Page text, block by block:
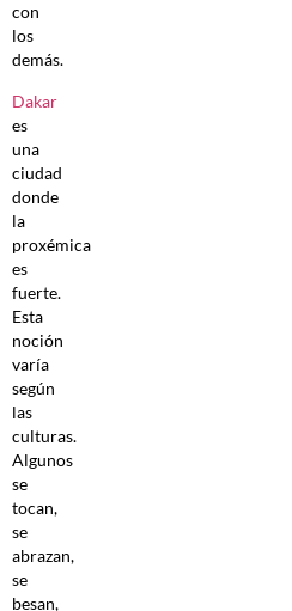
con
los
demás.
Dakar
es
una
ciudad
donde
la
proxémica
es
fuerte.
Esta
noción
varía
según
las
culturas.
Algunos
se
tocan,
se
abrazan,
se
besan,